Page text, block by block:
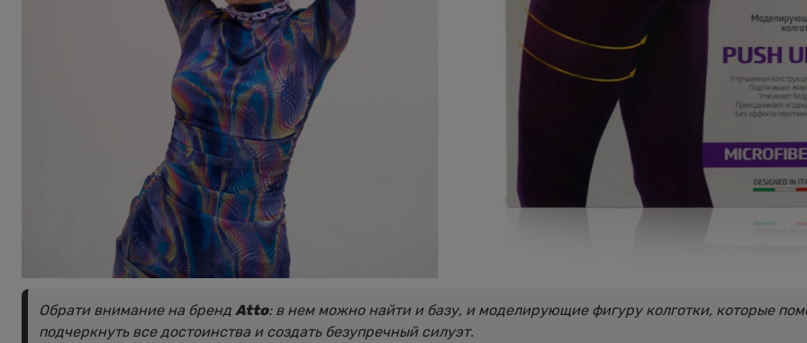
Обрати внимание на бренд Atto: в нем можно найти и базу, и моделирующие фигуру колготки, которые
подчеркнуть все достоинства и создать безупречный силуэт.